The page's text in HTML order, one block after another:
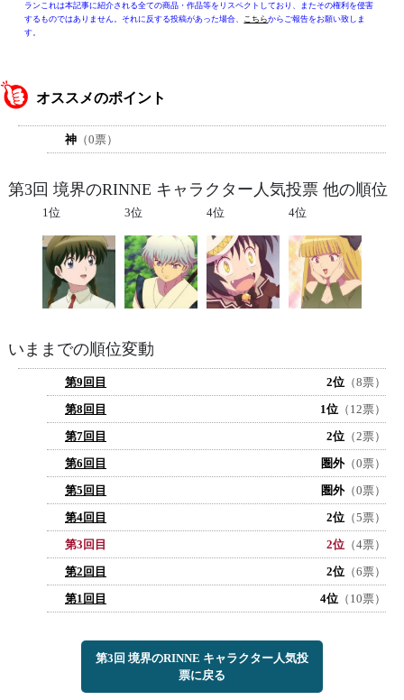
ランこれは本記事に紹介される全ての商品・作品等をリスペクトしており、またその権利を侵害
するものではありません。それに反する投稿があった場合、 こちらからご報告をお願い致しま
す。
オススメのポイント
神 （0票）
第3回 境界のRINNE キャラクター人気投票 他の順位
1位 3位 4位 4位
いままでの順位変動
第9回目 2位 （8票）
第8回目
1位 （12票）
第7回目
2位 （2票）
第6回目
圏外（0票）
第5回目
圏外（0票）
第4回目
2位 （5票）
第3回目
2位 （4票）
第2回目
2位 （6票）
第1回目
4位 （10票）
第3回 境界のRINNE キャラクター人気投
票に戻る